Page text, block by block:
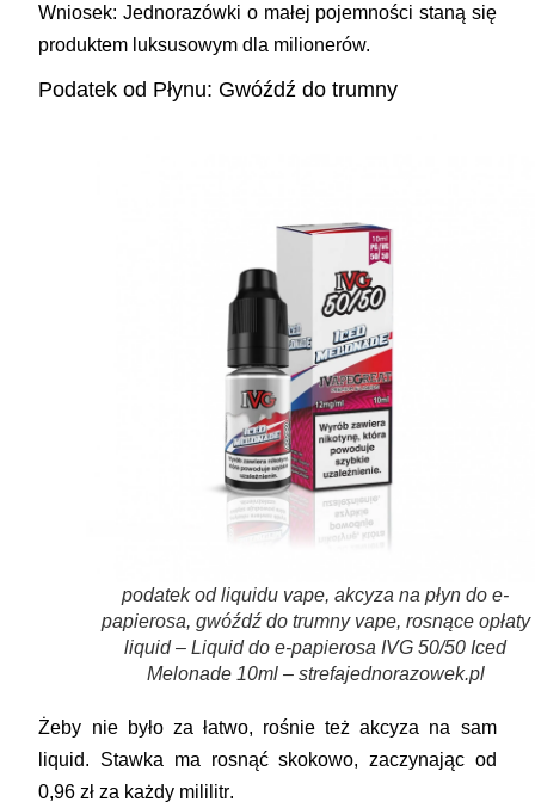
Wniosek: Jednorazówki o małej pojemności staną się
produktem luksusowym dla milionerów.
Podatek od Płynu: Gwóźdź do trumny
podatek od liquidu vape, akcyza na płyn do e-
papierosa, gwóźdź do trumny vape, rosnące opłaty
liquid – Liquid do e-papierosa IVG 50/50 Iced
Melonade 10ml – strefajednorazowek.pl
Żeby nie było za łatwo, rośnie też akcyza na sam
liquid. Stawka ma rosnąć skokowo, zaczynając od
0,96 zł za każdy mililitr.